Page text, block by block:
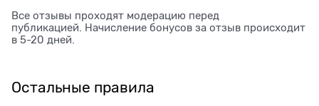
Все отзывы проходят модерацию перед
публикацией. Начисление бонусов за отзыв происходит
в 5-20 дней.
Остальные правила